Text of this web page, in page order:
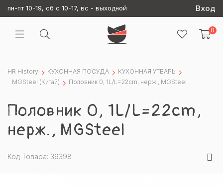
пн-пт 10-19, сб с 10-17, вс - выходной Вход
0
HR History КУХОННАЯ ПОСУДА
КУХОННАЯ УТВАРЬ
MGSteel (Китай)
Половник 0, 1L/L=22cm, нерж., MGSteel
Половник 0, 1L/L=22cm,
нерж., MGSteel
Код Товара: 39398